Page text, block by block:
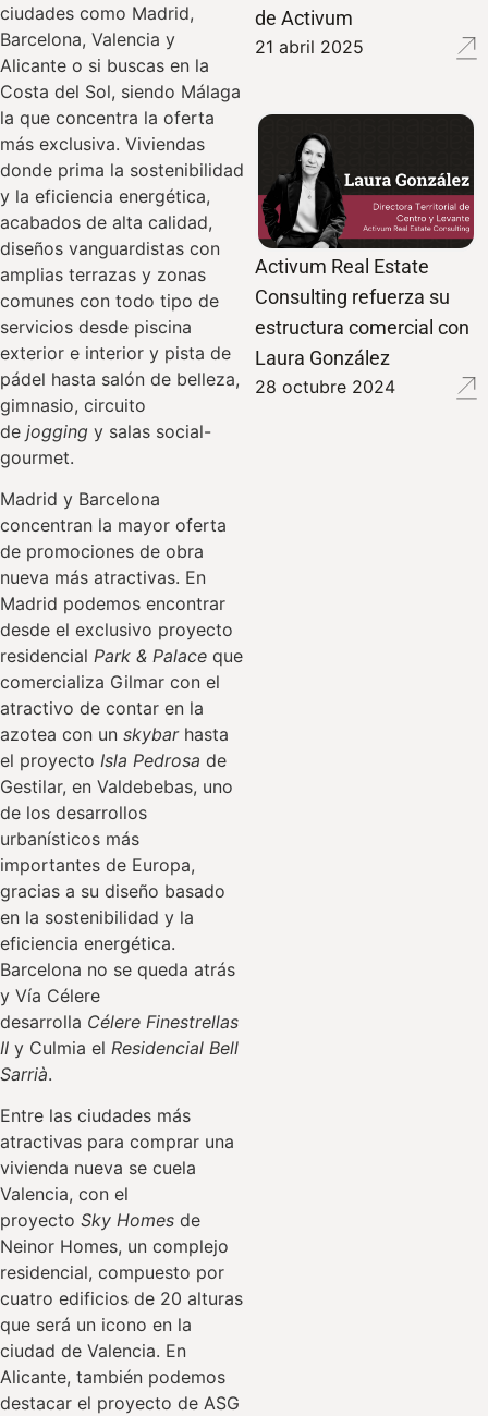
ciudades como Madrid,
Barcelona, Valencia y
Alicante o si buscas en la
Costa del Sol, siendo Málaga
la que concentra la oferta
más exclusiva. Viviendas
donde prima la sostenibilidad
y la eficiencia energética,
acabados de alta calidad,
diseños vanguardistas con
amplias terrazas y zonas
comunes con todo tipo de
servicios desde piscina
exterior e interior y pista de
pádel hasta salón de belleza,
gimnasio, circuito
de jogging y salas social-
gourmet.
Madrid y Barcelona
concentran la mayor oferta
de promociones de obra
nueva más atractivas. En
Madrid podemos encontrar
desde el exclusivo proyecto
residencial Park & Palace que
comercializa Gilmar con el
atractivo de contar en la
azotea con un skybar hasta
el proyecto Isla Pedrosa de
Gestilar, en Valdebebas, uno
de los desarrollos
urbanísticos más
importantes de Europa,
gracias a su diseño basado
en la sostenibilidad y la
eficiencia energética.
Barcelona no se queda atrás
y Vía Célere
desarrolla Célere Finestrellas
II y Culmia el Residencial Bell
Sarrià.
Entre las ciudades más
atractivas para comprar una
vivienda nueva se cuela
Valencia, con el
proyecto Sky Homes de
Neinor Homes, un complejo
residencial, compuesto por
cuatro edificios de 20 alturas
que será un icono en la
ciudad de Valencia. En
Alicante, también podemos
destacar el proyecto de ASG
de Activum
21 abril 2025
Activum Real Estate
Consulting refuerza su
estructura comercial con
Laura González
28 octubre 2024